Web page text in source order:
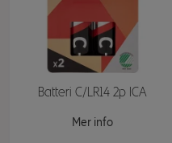
Batteri C/LR14 2p ICA
Mer info